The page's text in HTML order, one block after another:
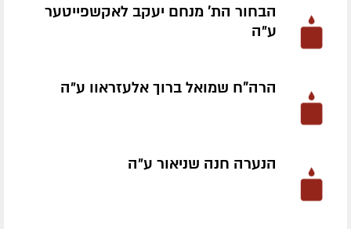
הבחור הת' מנחם יעקב לאקשפייטער
ע״ה
הרה"ח שמואל ברוך אלעזראוו ע״ה
הנערה חנה שניאור ע״ה